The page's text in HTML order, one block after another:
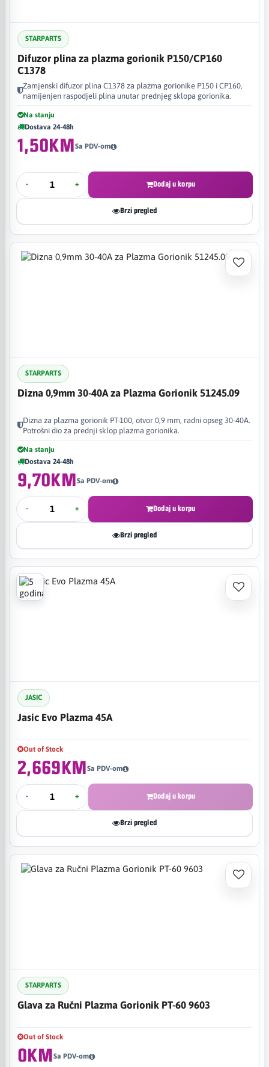
STARPARTS
Difuzor plina za plazma gorionik P150/CP160
C1378
Zamjenski difuzor plina C1378 za plazma gorionike P150 i CP160,
namijenjen raspodjeli plina unutar prednjeg sklopa gorionika.
Na stanju
Dostava 24-48h
1,50KMSa PDV-om
- + Dodaj u korpu
Brzi pregled
STARPARTS
Dizna 0,9mm 30-40A za Plazma Gorionik 51245.09
Dizna za plazma gorionik PT-100, otvor 0,9 mm, radni opseg 30-40A.
Potrošni dio za prednji sklop plazma gorionika.
Na stanju
Dostava 24-48h
9,70KMSa PDV-om
- + Dodaj u korpu
Brzi pregled
JASIC
Jasic Evo Plazma 45A
Out of Stock
2,669KMSa PDV-om
- + Dodaj u korpu
Brzi pregled
STARPARTS
Glava za Ručni Plazma Gorionik PT-60 9603
Out of Stock
0KMSa PDV-om